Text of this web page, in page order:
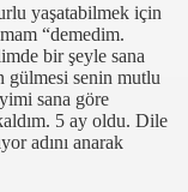
yaşatabilmek için
“demedim.
bir şeyle sana
gülmesi senin mutlu
sana göre
5 ay oldu. Dile
adını anarak